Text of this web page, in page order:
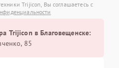
Trijicon, Вы соглашаетесь с
Trijicon в Благовещенске:
85